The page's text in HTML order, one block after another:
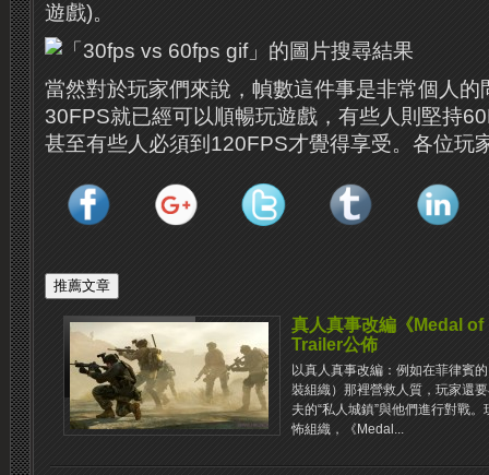
遊戲)。
當然對於玩家們來說，幀數這件事是非常個人的
30FPS就已經可以順暢玩遊戲，有些人則堅持
甚至有些人必須到120FPS才覺得享受。各位玩
真人真事改編《Medal
Trailer公佈
以真人真事改編：例如在菲律賓
裝組織）那裡營救人質，玩家還
夫的“私人城鎮”與他們進行對戰
怖組織，《Medal...